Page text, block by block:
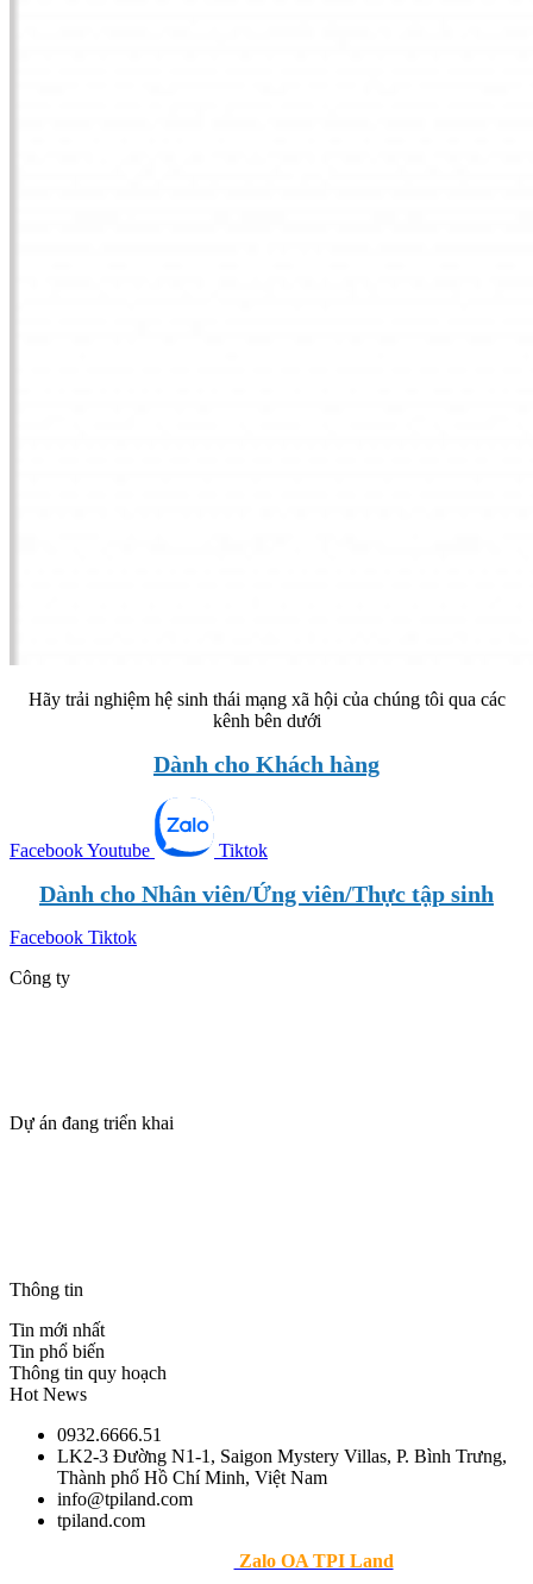
Hãy trải nghiệm hệ sinh thái mạng xã hội của chúng tôi qua các
kênh bên dưới
Dành cho Khách hàng
FacebookYoutube Tiktok
Dành cho Nhân viên/Ứng viên/Thực tập sinh
Facebook Tiktok
Công ty
Dự án đang triển khai
Thông tin
Tin mới nhất
Tin phổ biến
Thông tin quy hoạch
Hot News
0932.6666.51
LK2-3 Đường N1-1, Saigon Mystery Villas, P. Bình Trưng,
Thành phố Hồ Chí Minh, Việt Nam
info@tpiland.com
tpiland.com
Zalo OA TPI Land